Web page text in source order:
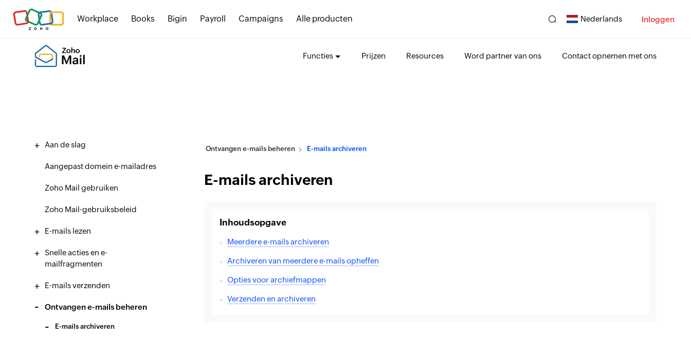
Workplace Books Bigin Payroll Campaigns Alle producten Nederlands Inloggen
Functies Prijzen Resources Word partner van ons Contact opnemen met ons
Aan de slag
Aangepast domein e-mailadres
Zoho Mail gebruiken
Zoho Mail-gebruiksbeleid
E-mails lezen
Snelle acties en e-
mailfragmenten
E-mails verzenden
Ontvangen e-mails beheren
E-mails archiveren
Ontvangen e-mails beheren E-mails archiveren
E-mails archiveren
Inhoudsopgave
Meerdere e-mails archiveren
Archiveren van meerdere e-mails opheffen
Opties voor archiefmappen
Verzenden en archiveren